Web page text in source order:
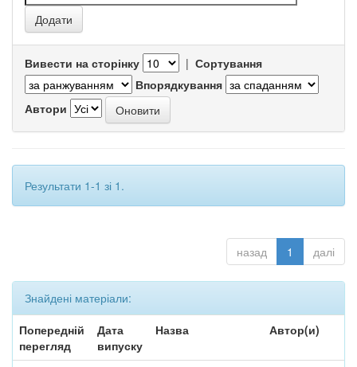
Вивести на сторінку | Сортування
Впорядкування
Автори
Результати 1-1 зі 1.
назад 1 далі
Знайдені матеріали:
Попередній
перегляд
Дата
випуску
Назва Автор(и)